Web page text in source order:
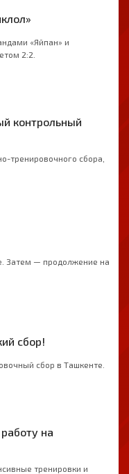
«Яйпан» и
2:2.
контрольный
тренировочного сбора,
Затем — продолжение на
сбор!
сбор в Ташкенте.
на
тренировки и